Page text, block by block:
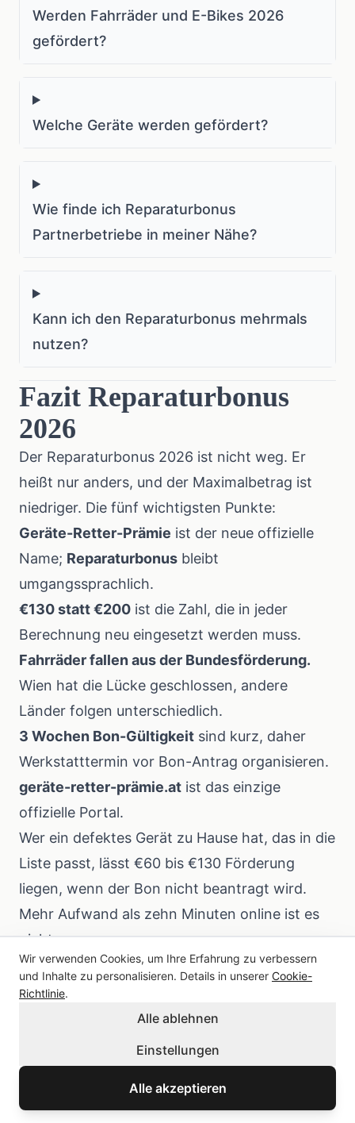
Werden Fahrräder und E-Bikes 2026
gefördert?
Welche Geräte werden gefördert?
Wie finde ich Reparaturbonus
Partnerbetriebe in meiner Nähe?
Kann ich den Reparaturbonus mehrmals
nutzen?
Fazit Reparaturbonus
2026
Der Reparaturbonus 2026 ist nicht weg. Er
heißt nur anders, und der Maximalbetrag ist
niedriger. Die fünf wichtigsten Punkte:
Geräte-Retter-Prämie ist der neue offizielle
Name; Reparaturbonus bleibt
umgangssprachlich.
€130 statt €200 ist die Zahl, die in jeder
Berechnung neu eingesetzt werden muss.
Fahrräder fallen aus der Bundesförderung.
Wien hat die Lücke geschlossen, andere
Länder folgen unterschiedlich.
3 Wochen Bon-Gültigkeit sind kurz, daher
Werkstatttermin vor Bon-Antrag organisieren.
geräte-retter-prämie.at ist das einzige
offizielle Portal.
Wer ein defektes Gerät zu Hause hat, das in die
Liste passt, lässt €60 bis €130 Förderung
liegen, wenn der Bon nicht beantragt wird.
Mehr Aufwand als zehn Minuten online ist es
nicht.
Quellen
BMLUK: Geräte-Retter-Prämie ab 12. Jänner
2026 (bmluk.gv.at)
oesterreich.gv.at: Geräte-Retter-Prämie
Arbeiterkammer Österreich: "Geräte-Retter-
Prämie (früher: Reparaturbonus)"
Wir verwenden Cookies, um Ihre Erfahrung zu verbessern
und Inhalte zu personalisieren. Details in unserer Cookie-
Richtlinie.
Alle ablehnen
Einstellungen
Alle akzeptieren